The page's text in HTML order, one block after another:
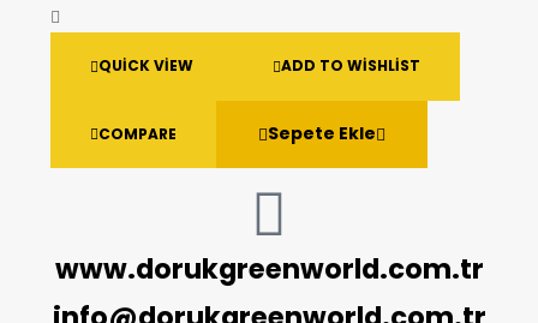
QUICK VIEW ADD TO WISHLIST
COMPARE Sepete Ekle
www.dorukgreenworld.com.tr